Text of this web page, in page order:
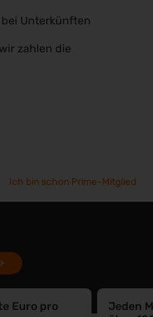
bei Unterkünften
zahlen die
Ich bin schon Prime-Mitglied
Euro pro
Jeden